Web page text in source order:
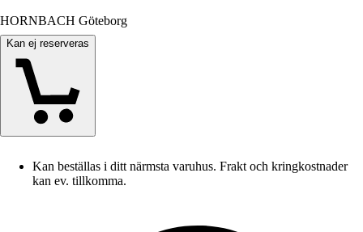
HORNBACH Göteborg
Kan ej reserveras
Kan beställas i ditt närmsta varuhus. Frakt och kringkostnader
kan ev. tillkomma.